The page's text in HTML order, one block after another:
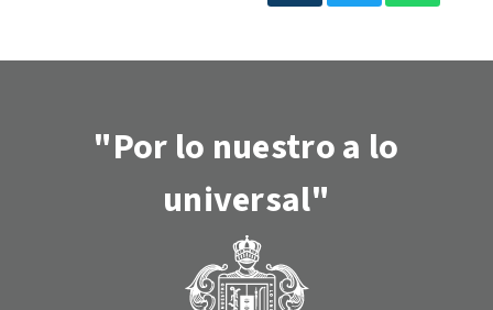
"Por lo nuestro a lo
universal"